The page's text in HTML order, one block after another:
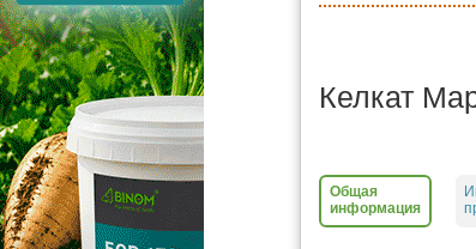
Келкат
Общая
информация